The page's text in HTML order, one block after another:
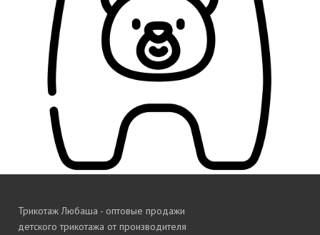
Трикотаж Любаша - оптовые продажи
детского трикотажа от производителя